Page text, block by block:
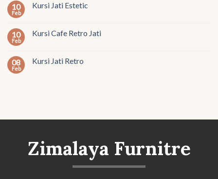
10
Feb
Kursi Jati Estetic
10
Feb
Kursi Cafe Retro Jati
08
Feb
Kursi Jati Retro
Zimalaya Furnitre